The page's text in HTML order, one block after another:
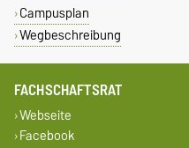
Campusplan
Wegbeschreibung
FACHSCHAFTSRAT
Webseite
Facebook